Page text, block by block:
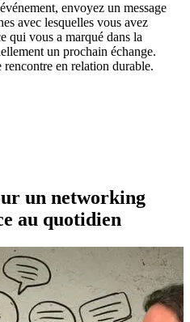
envoyez un message
avec lesquelles vous avez
qui vous a marqué dans la
un prochain échange.
en relation durable.
un networking
au quotidien